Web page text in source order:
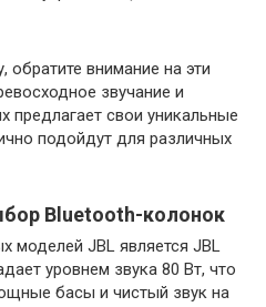
внимание на эти
звучание и
свои уникальные
подойдут для различных
Bluetooth-колонок
моделей JBL является JBL
уровнем звука 80 Вт, что
басы и чистый звук на